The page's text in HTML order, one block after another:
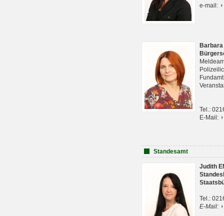
e-mail:
Tel.:
E-Mail:
Standesamt
Judith
Tel.:
E-Mail: